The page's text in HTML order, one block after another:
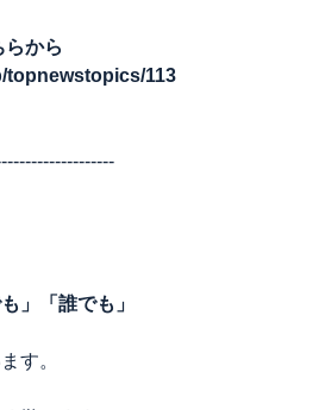
らから
topnewstopics/113
」「誰でも」
す。